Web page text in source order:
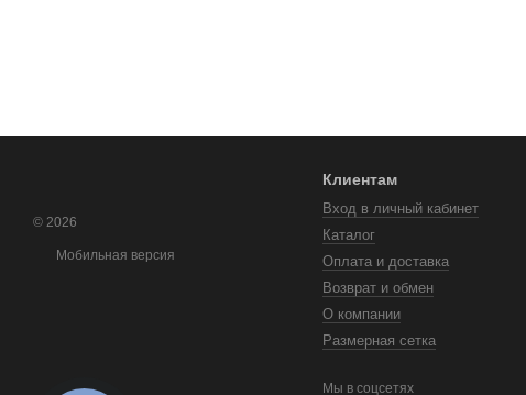
© 2026
Мобильная версия
Клиентам
Вход в личный кабинет
Каталог
Оплата и доставка
Возврат и обмен
О компании
Размерная сетка
Мы в соцсетях